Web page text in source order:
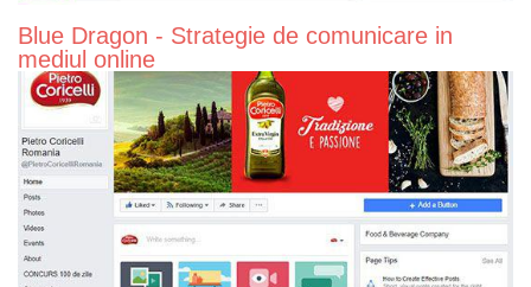
Blue Dragon - Strategie de comunicare in
mediul online